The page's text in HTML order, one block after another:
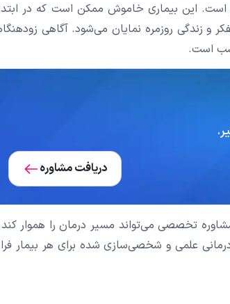
این بیماری خاموش ممکن است که در
و زندگی روزمره نمایان می‌شود. آگاهی
است.
دریافت مشاوره
مشاوره تخصصی می‌تواند مسیر درمان را هموار
علمی و شخصی‌سازی شده برای هر بیمار